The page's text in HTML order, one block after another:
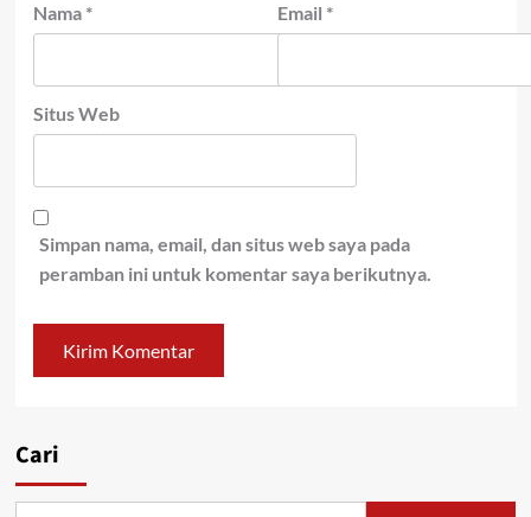
Nama * Email *
Situs Web
Simpan nama, email, dan situs web saya pada
peramban ini untuk komentar saya berikutnya.
Cari